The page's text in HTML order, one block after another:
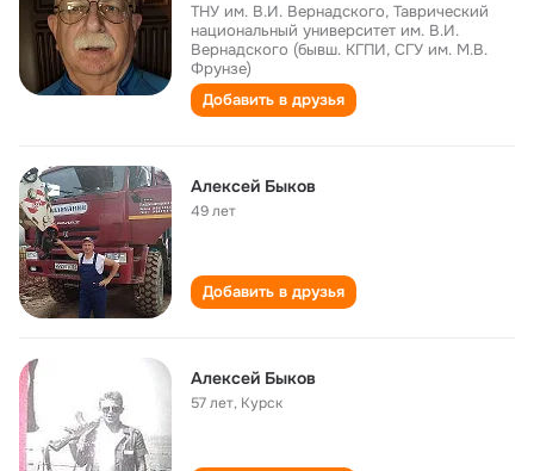
ТНУ им. В.И. Вернадского, Таврический
национальный университет им. В.И.
Вернадского (бывш. КГПИ, СГУ им. М.В.
Фрунзе)
Добавить в друзья
Алексей Быков
49 лет
Добавить в друзья
Алексей Быков
57 лет, Курск